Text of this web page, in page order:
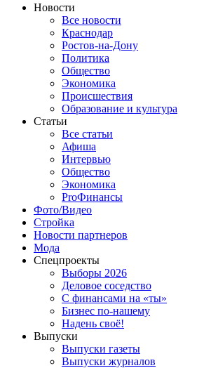
Новости
Все новости
Краснодар
Ростов-на-Дону
Политика
Общество
Экономика
Происшествия
Образование и культура
Статьи
Все статьи
Афиша
Интервью
Общество
Экономика
ProФинансы
Фото/Видео
Стройка
Новости партнеров
Мода
Спецпроекты
Выборы 2026
Деловое соседство
С финансами на «ты»
Бизнес по-нашему
Надень своё!
Выпуски
Выпуски газеты
Выпуски журналов